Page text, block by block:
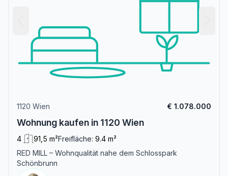
1120 Wien € 1.078.000
Wohnung kaufen in 1120 Wien
4 91,5 m²Freifläche: 9.4 m²
RED MILL – Wohnqualität nahe dem Schlosspark
Schönbrunn